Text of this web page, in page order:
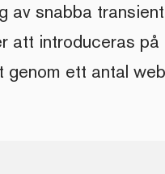
av snabba
att introduceras
ett antal